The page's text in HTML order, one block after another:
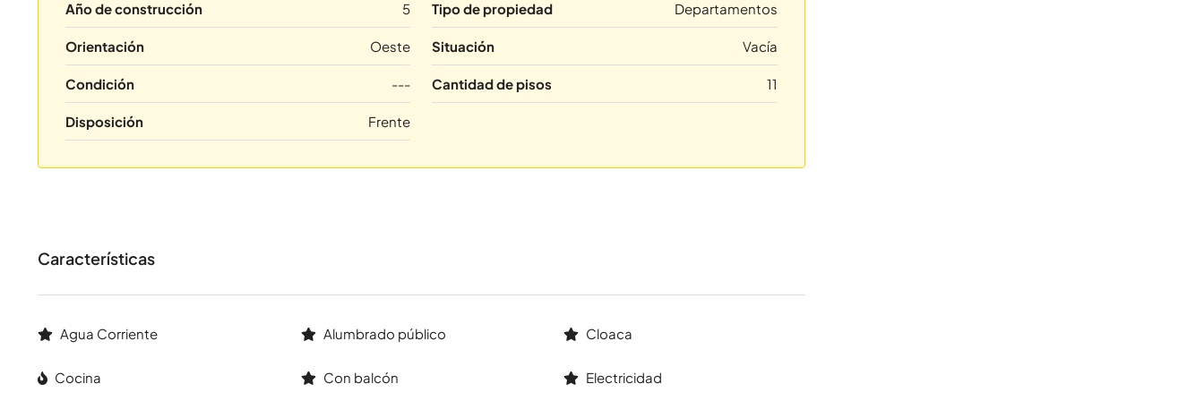
Año de construcción 5 Tipo de propiedad Departamentos
Orientación Oeste Situación Vacía
Condición --- Cantidad de pisos 11
Disposición Frente
Características
Agua Corriente Alumbrado público Cloaca
Cocina Con balcón Electricidad